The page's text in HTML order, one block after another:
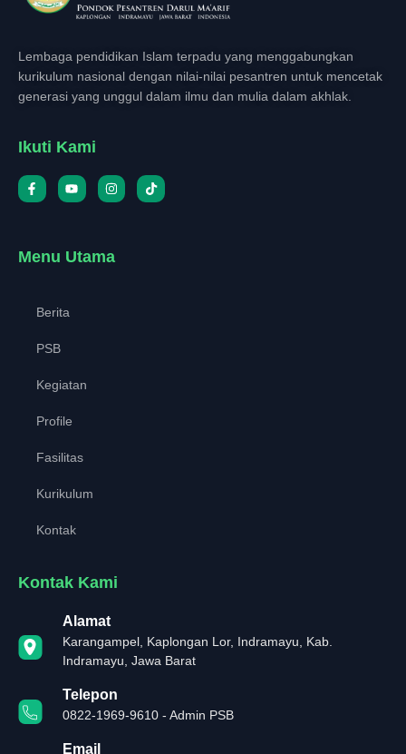
Lembaga pendidikan Islam terpadu yang menggabungkan
kurikulum nasional dengan nilai-nilai pesantren untuk mencetak
generasi yang unggul dalam ilmu dan mulia dalam akhlak.
Ikuti Kami
Menu Utama
Berita
PSB
Kegiatan
Profile
Fasilitas
Kurikulum
Kontak
Kontak Kami
Alamat
Karangampel, Kaplongan Lor, Indramayu, Kab.
Indramayu, Jawa Barat
Telepon
0822-1969-9610 - Admin PSB
Email